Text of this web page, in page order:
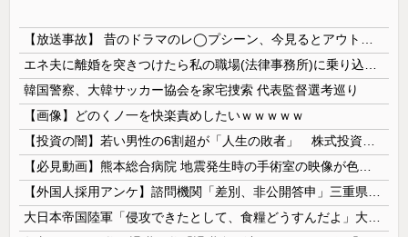
韓国警察、大韓サッカー協会を家宅捜索 代表監督選考巡り
【画像】どのくノ一を快楽責めしたいｗｗｗｗｗ